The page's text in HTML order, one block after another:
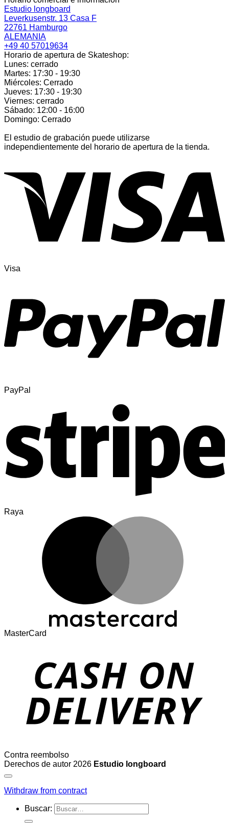
Estudio longboard
Leverkusenstr. 13 Casa F
22761 Hamburgo
ALEMANIA
+49 40 57019634
Horario de apertura de Skateshop:
Lunes: cerrado
Martes: 17:30 - 19:30
Miércoles: Cerrado
Jueves: 17:30 - 19:30
Viernes: cerrado
Sábado: 12:00 - 16:00
Domingo: Cerrado
El estudio de grabación puede utilizarse
independientemente del horario de apertura de la tienda.
Visa
PayPal
Raya
MasterCard
Contra reembolso
Derechos de autor 2026 Estudio longboard
Withdraw from contract
Buscar: